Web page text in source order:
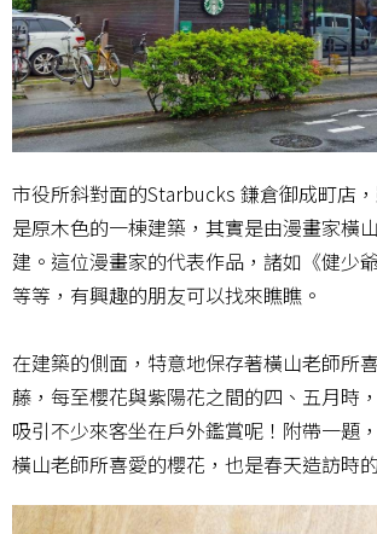
市役所斜對面的Starbucks 鎌倉御成町店
是原木色的一棟建築，其實是由漫畫家橫
建。這位漫畫家的代表作品，諸如《健少
等等，有興趣的朋友可以找來瞧瞧。
在建築的側面，特意地保存著橫山老師所
藤，每至櫻花與紫陽花之間的四、五月時
吸引不少來客坐在戶外鑑賞呢！附帶一題
橫山老師所喜愛的櫻花，也是春天造訪時